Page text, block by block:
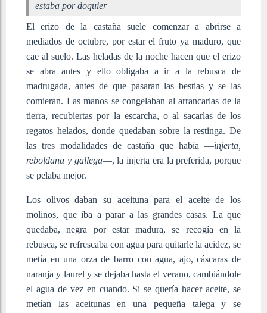
estaba por doquier
El erizo de la castaña suele comenzar a abrirse a
mediados de octubre, por estar el fruto ya maduro, que
cae al suelo. Las heladas de la noche hacen que el erizo
se abra antes y ello obligaba a ir a la rebusca de
madrugada, antes de que pasaran las bestias y se las
comieran. Las manos se congelaban al arrancarlas de la
tierra, recubiertas por la escarcha, o al sacarlas de los
regatos helados, donde quedaban sobre la restinga. De
las tres modalidades de castaña que había ―injerta,
reboldana y gallega―, la injerta era la preferida, porque
se pelaba mejor.
Los olivos daban su aceituna para el aceite de los
molinos, que iba a parar a las grandes casas. La que
quedaba, negra por estar madura, se recogía en la
rebusca, se refrescaba con agua para quitarle la acidez, se
metía en una orza de barro con agua, ajo, cáscaras de
naranja y laurel y se dejaba hasta el verano, cambiándole
el agua de vez en cuando. Si se quería hacer aceite, se
metían las aceitunas en una pequeña talega y se